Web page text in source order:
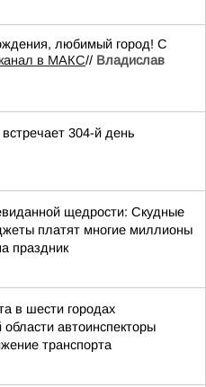
любимый город! С
в МАКС// Владислав
304-й день
щедрости: Скудные
платят многие миллионы
праздник
в шести городах
автоинспекторы
транспорта